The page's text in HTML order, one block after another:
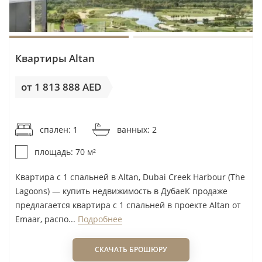
виду. Ориентир района — медиана 1 720
000 AED, но решение принимается по
сопоставимым квартирам, а не по общей
медиане.
Оценить аренду консервативно.
рынка, не гарантии. Не включать в расчёт
доход, который ещё не подтверждён
Проверить договор покупки на этапе
строительства.Уточнить эскроу-счёт,
календарь платежей, дату передачи
объекта и последствия переноса сроков до
бронирования.
Квартиры Altan
от 1 813 888 AED
спален: 1
ванных: 2
площадь: 70 м²
Квартира с 1 спальней в Altan, Dubai Creek Harbour (The
Lagoons) — купить недвижимость в ДубаеК продаже
предлагается квартира с 1 спальней в проекте Altan от
Emaar, распо... Подробнее
СКАЧАТЬ БРОШЮРУ